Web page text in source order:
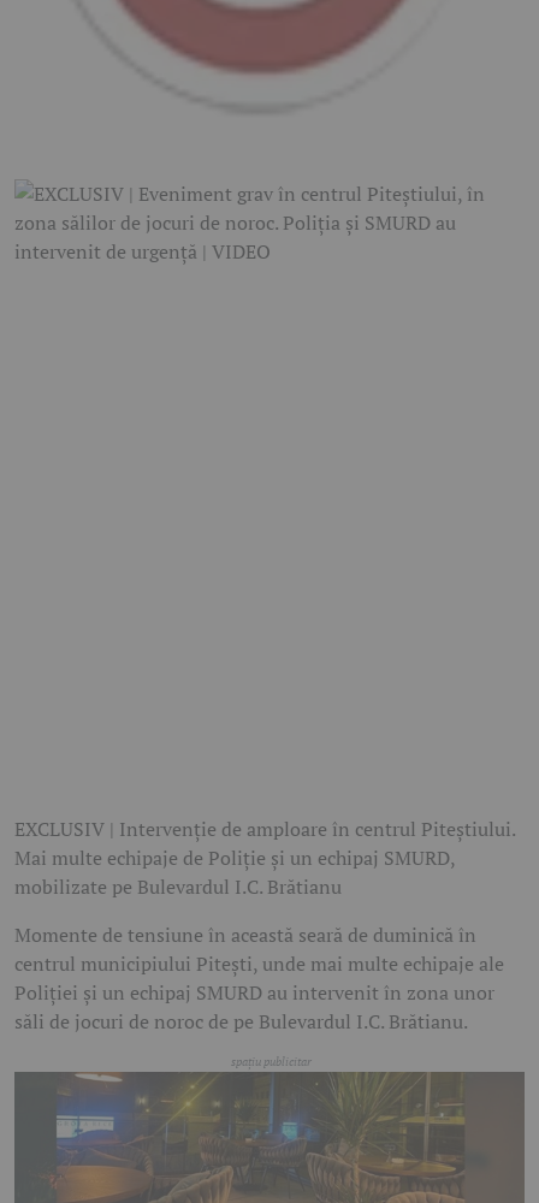
EXCLUSIV | Intervenție de amploare în centrul Piteștiului.
Mai multe echipaje de Poliție și un echipaj SMURD,
mobilizate pe Bulevardul I.C. Brătianu
Momente de tensiune în această seară de duminică în
centrul municipiului Pitești, unde mai multe echipaje ale
Poliției și un echipaj SMURD au intervenit în zona unor
săli de jocuri de noroc de pe Bulevardul I.C. Brătianu.